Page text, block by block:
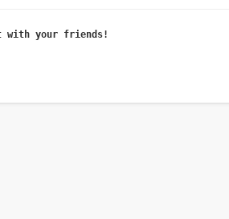
your friends!